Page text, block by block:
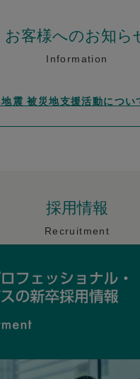
お客様へのお知ら
Information
震 被災地支援活動につい
採用情報
Recruitment